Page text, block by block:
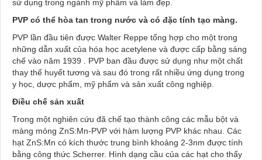
sử dụng trong ngành mỹ phẩm và làm đẹp.
PVP có thể hòa tan trong nước và có đặc tính tạo màng.
PVP lần đầu tiên được Walter Reppe tổng hợp cho một trong
những dẫn xuất của hóa học acetylene và được cấp bằng sáng
chế vào năm 1939 . PVP ban đầu được sử dụng như một chất
thay thế huyết tương và sau đó trong rất nhiều ứng dụng trong
y học, dược phẩm, mỹ phẩm và sản xuất công nghiệp.
Điều chế sản xuất
Trong một nghiên cứu đã chế tạo thành công các mẫu bột và
màng mỏng ZnS:Mn-PVP với hàm lượng PVP khác nhau. Các
hạt ZnS:Mn có kích thước trung bình khoảng 2-3nm được tính
bằng công thức Scherrer. Hình dạng cầu của các hạt cho thấy